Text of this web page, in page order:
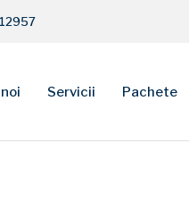
Servicii Pachete